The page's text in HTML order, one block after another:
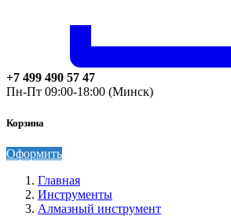
+7 499 490 57 47
Пн-Пт 09:00-18:00 (Минск)
Корзина
Оформить
Главная
Инструменты
Алмазный инструмент